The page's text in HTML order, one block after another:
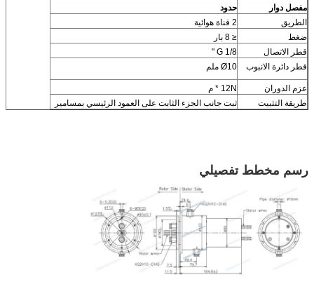
مفصل دوار
حدود
الطريق
2 قناة هوائية
ضغط
≤ 8 بار
قطر الاتصال
G 1/8 "
قطر دائرة الانبوب
Ø10 ملم
عزم الدوران
12N * م
طريقة التثبيت
ثبت جانب الجزء الثابت على العمود الرئيسي بمسامير
رسم مخطط تفصيلي